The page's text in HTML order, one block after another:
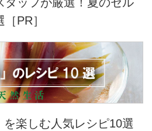
PR］
楽しむ人気レシピ10選